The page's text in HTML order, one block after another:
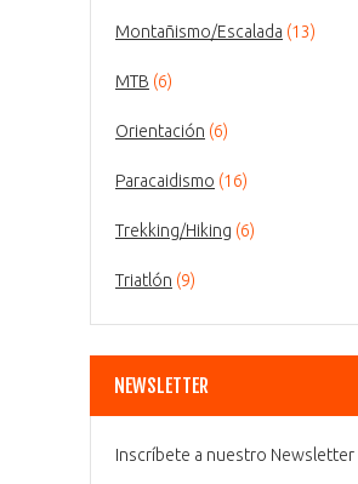
Montañismo/Escalada (13)
MTB (6)
Orientación (6)
Paracaidismo (16)
Trekking/Hiking (6)
Triatlón (9)
NEWSLETTER
Inscríbete a nuestro Newsletter